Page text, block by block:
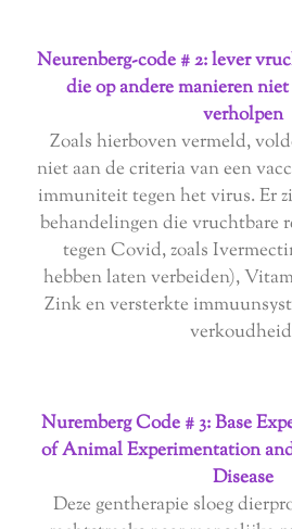
Neurenberg-code # 2: lever
die op andere manieren
verholpen
Zoals hierboven vermeld,
niet aan de criteria van een
immuniteit tegen het virus. Er
behandelingen die vruchtbare
tegen Covid, zoals
hebben laten verbeiden),
Zink en versterkte
Nuremberg Code # 3: Base
of Animal Experimentation
Disease
Deze gentherapie sloeg